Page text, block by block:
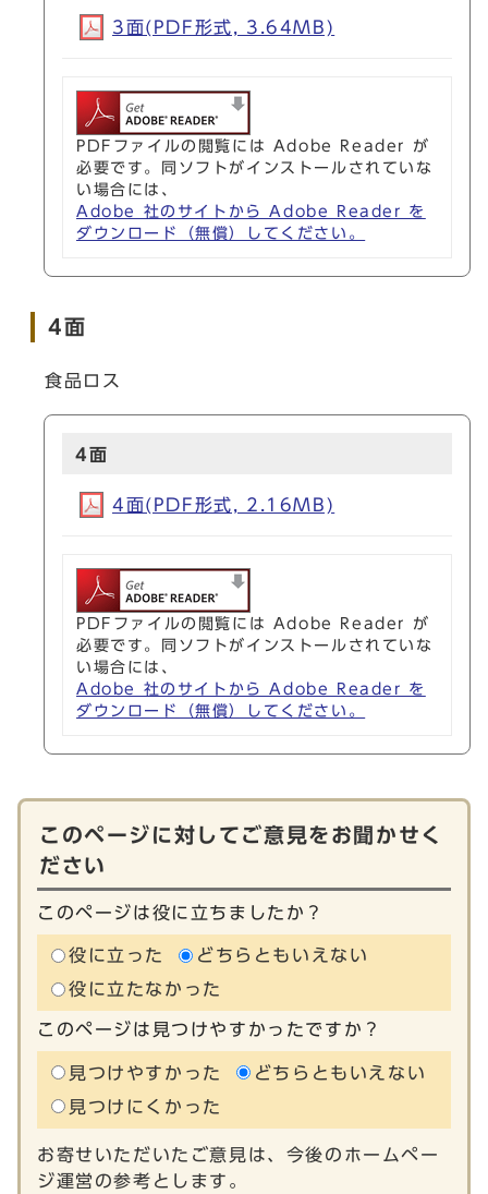
3面(PDF形式, 3.64MB)
PDFファイルの閲覧には Adobe Reader が
必要です。同ソフトがインストールされていな
い場合には、
Adobe 社のサイトから Adobe Reader を
ダウンロード（無償）してください。
4面
食品ロス
4面
4面(PDF形式, 2.16MB)
PDFファイルの閲覧には Adobe Reader が
必要です。同ソフトがインストールされていな
い場合には、
Adobe 社のサイトから Adobe Reader を
ダウンロード（無償）してください。
このページに対してご意見をお聞かせく
ださい
このページは役に立ちましたか？
役に立った
どちらともいえない
役に立たなかった
このページは見つけやすかったですか？
見つけやすかった
どちらともいえない
見つけにくかった
お寄せいただいたご意見は、今後のホームペー
ジ運営の参考とします。